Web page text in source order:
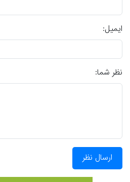
ایمیل:
نظر شما:
ارسال نظر